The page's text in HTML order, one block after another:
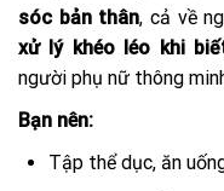
sóc bản thân, cả về
xử lý khéo léo khi
người phụ nữ thông
Bạn nên:
Tập thể dục, ăn